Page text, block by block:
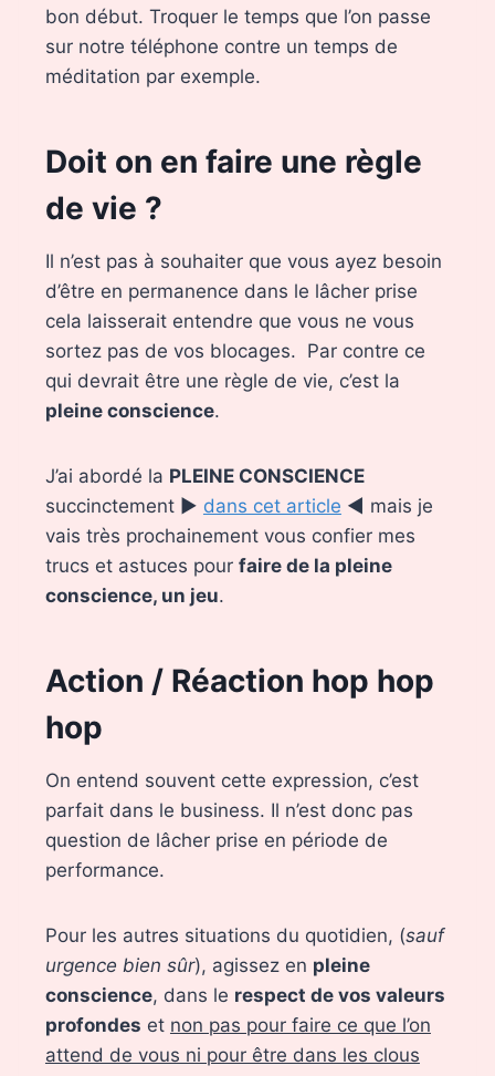
bon début. Troquer le temps que l’on passe
sur notre téléphone contre un temps de
méditation par exemple.
Doit on en faire une règle
de vie ?
Il n’est pas à souhaiter que vous ayez besoin
d’être en permanence dans le lâcher prise
cela laisserait entendre que vous ne vous
sortez pas de vos blocages. Par contre ce
qui devrait être une règle de vie, c’est la
pleine conscience.
J’ai abordé la PLEINE CONSCIENCE
succinctement ► dans cet article ◄ mais je
vais très prochainement vous confier mes
trucs et astuces pour faire de la pleine
conscience, un jeu.
Action / Réaction hop hop
hop
On entend souvent cette expression, c’est
parfait dans le business. Il n’est donc pas
question de lâcher prise en période de
performance.
Pour les autres situations du quotidien, (sauf
urgence bien sûr), agissez en pleine
conscience, dans le respect de vos valeurs
profondes et non pas pour faire ce que l’on
attend de vous ni pour être dans les clous